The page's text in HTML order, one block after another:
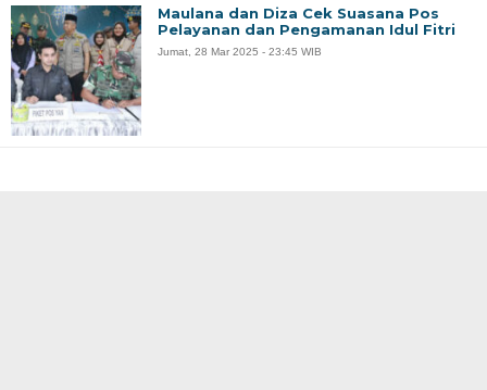
Maulana dan Diza Cek Suasana Pos
Pelayanan dan Pengamanan Idul Fitri
Jumat, 28 Mar 2025 - 23:45 WIB